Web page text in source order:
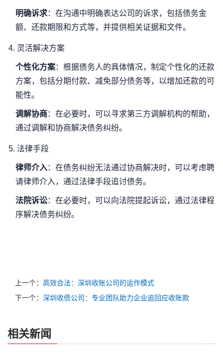
明确诉求：在沟通中明确表达公司的诉求，包括债务金
额、还款期限和方式等，并提供相关证据和文件。
4. 灵活解决方案
个性化方案：根据债务人的具体情况，制定个性化的还款
方案，包括分期付款、减免部分债务等，以增加还款的可
能性。
调解协商：在必要时，可以寻求第三方调解机构的帮助，
通过调解和协商解决债务纠纷。
5. 法律手段
律师介入：在债务纠纷无法通过协商解决时，可以考虑聘
请律师介入，通过法律手段追讨债务。
法院诉讼：在必要时，可以向法院提起诉讼，通过法律程
序解决债务纠纷。
上一个： 高效合法：深圳收账公司的运作模式
下一个： 深圳收债公司：专业团队助力企业追回应收账款
相关新闻